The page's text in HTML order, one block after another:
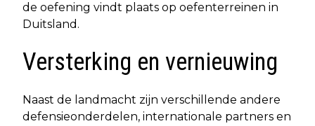
de oefening vindt plaats op oefenterreinen in
Duitsland.
Versterking en vernieuwing
Naast de landmacht zijn verschillende andere
defensieonderdelen, internationale partners en